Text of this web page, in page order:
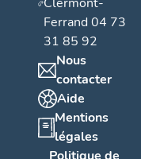
Clermont-
Ferrand 04 73
31 85 92
Nous
contacter
Aide
Mentions
légales